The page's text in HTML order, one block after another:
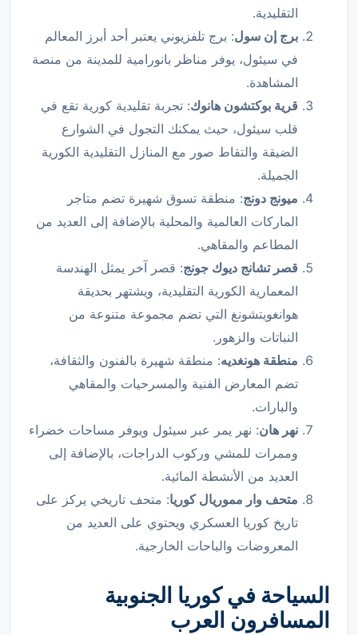
التقليدية.
برج إن سول: برج تلفزيوني يعتبر أحد أبرز المعالم
في سيئول، يوفر مناظر بانورامية للمدينة من منصة
المشاهدة.
قرية بوكتشون هانوك: تجربة تقليدية كورية تقع في
قلب سيئول، حيث يمكنك التجول في الشوارع
الضيقة والتقاط صور مع المنازل التقليدية الكورية
الجميلة.
ميونج دونج: منطقة تسوق شهيرة تضم متاجر
الماركات العالمية والمحلية بالإضافة إلى العديد من
المطاعم والمقاهي.
قصر تشانج ديوك جونج: قصر آخر يمثل الهندسة
المعمارية الكورية التقليدية، ويشتهر بحديقة
هوانغويتشونغ التي تضم مجموعة متنوعة من
النباتات والزهور.
منطقة هونغديه: منطقة شهيرة بالفنون والثقافة،
تضم المعارض الفنية والمسرحيات والمقاهي
والبارات.
نهر هان: نهر يمر عبر سيئول ويوفر مساحات خضراء
وممرات للمشي وركوب الدراجات، بالإضافة إلى
العديد من الأنشطة المائية.
متحف وار مموريال كوريا: متحف تاريخي يركز على
تاريخ كوريا العسكري ويحتوي على العديد من
المعروضات والباحات الخارجية.
السياحة في كوريا الجنوبية
المسافرون العرب